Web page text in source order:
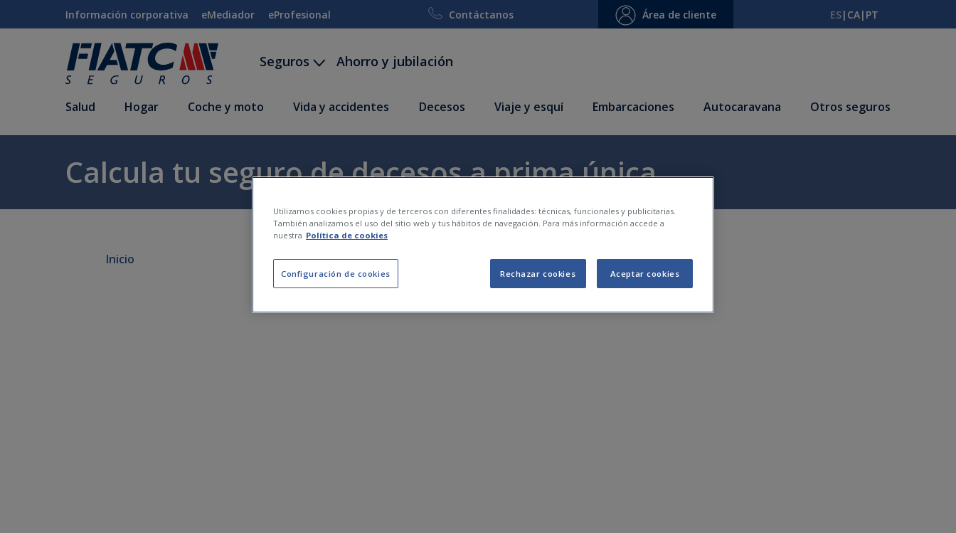
Saltar al contenido principal
Información corporativa eMediador eProfesional Contáctanos Área de cliente ES| CA| PT
Seguros Ahorro y jubilación
Salud Hogar Coche y moto Vida y accidentes Decesos Viaje y esquí Embarcaciones Autocaravana Otros seguros
Calcula tu seguro de decesos a prima única
Inicio
Calcula tu seguro en menos de 2 minutos
Utilizamos cookies propias y de terceros con diferentes finalidades: técnicas, funcionales y publicitarias.
También analizamos el uso del sitio web y tus hábitos de navegación. Para más información accede a
nuestra Política de cookies
Configuración de cookies Rechazar cookies Aceptar cookies